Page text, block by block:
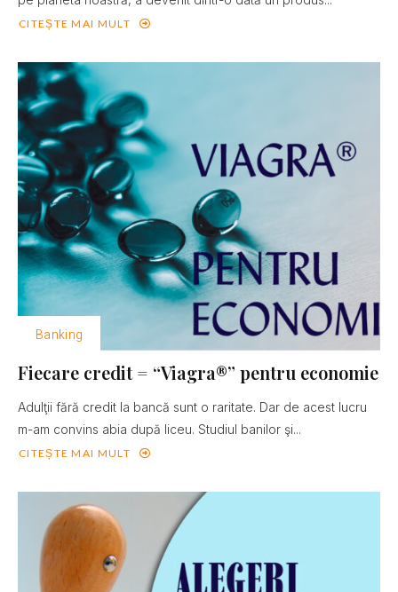
CITEȘTE MAI MULT
Banking
Fiecare credit = “Viagra®” pentru economie
Adulţii fără credit la bancă sunt o raritate. Dar de acest lucru
m-am convins abia după liceu. Studiul banilor şi...
CITEȘTE MAI MULT